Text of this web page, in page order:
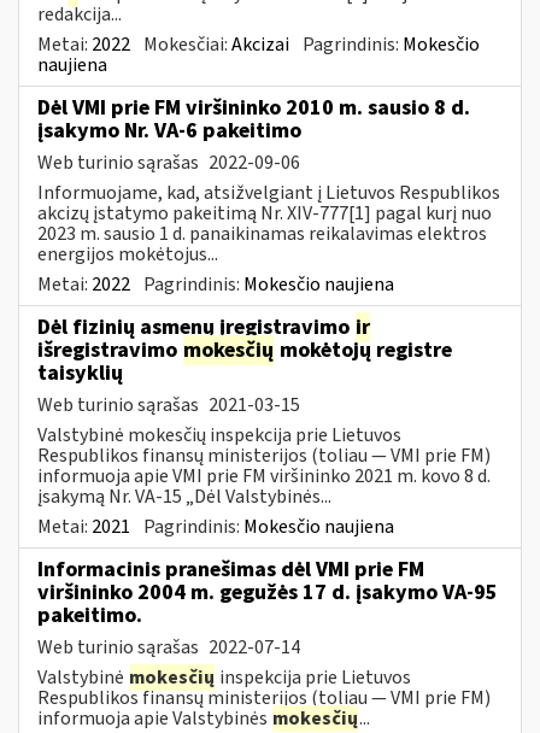
redakcija...
Metai: 2022 Mokesčiai:Akcizai Pagrindinis: Mokesčio
naujiena
Dėl VMI prie FM viršininko 2010 m. sausio 8 d.
įsakymo Nr. VA-6 pakeitimo
Web turinio sąrašas 2022-09-06
Informuojame, kad, atsižvelgiant į Lietuvos Respublikos
akcizų įstatymo pakeitimą Nr. XIV-777[1] pagal kurį nuo
2023 m. sausio 1 d. panaikinamas reikalavimas elektros
energijos mokėtojus...
Metai: 2022 Pagrindinis: Mokesčio naujiena
Dėl fizinių asmenų įregistravimo ir
išregistravimo mokesčių mokėtojų registre
taisyklių
Web turinio sąrašas 2021-03-15
Valstybinė mokesčių inspekcija prie Lietuvos
Respublikos finansų ministerijos (toliau ― VMI prie FM)
informuoja apie VMI prie FM viršininko 2021 m. kovo 8 d.
įsakymą Nr. VA-15 „Dėl Valstybinės...
Metai: 2021 Pagrindinis: Mokesčio naujiena
Informacinis pranešimas dėl VMI prie FM
viršininko 2004 m. gegužės 17 d. įsakymo VA-95
pakeitimo.
Web turinio sąrašas 2022-07-14
Valstybinė mokesčių inspekcija prie Lietuvos
Respublikos finansų ministerijos (toliau ― VMI prie FM)
informuoja apie Valstybinės mokesčių...